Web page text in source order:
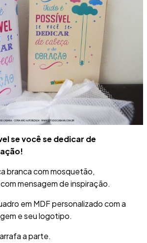
se você se dedicar de
branca com mosquetão,
mensagem de inspiração.
em MDF personalizado com a
e seu logotipo.
a parte.